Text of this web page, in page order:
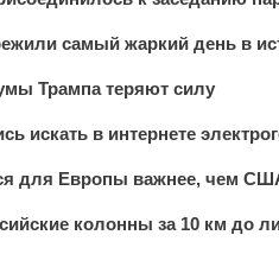
самый жаркий день в
Трампа теряют силу
искать в интернете
для Европы важнее, чем
колонны за 10 км до